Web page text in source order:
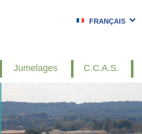
FRANÇAIS
Jumelages C.C.A.S.